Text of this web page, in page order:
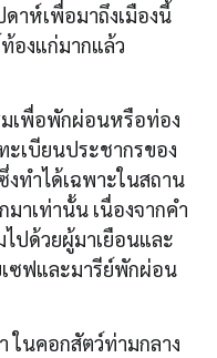
าห์เพื่อมาถึงเมืองนี้
องแก่มากแล้ว
มเพื่อพักผ่อนหรือท่อง
ะเบียนประชากรของ
ทำได้เฉพาะในสถาน
าเท่านั้น เนื่องจากคำ
ไปด้วยผู้มาเยือนและ
ซฟและมารีย์พักผ่อน
ในคอกสัตว์ท่ามกลาง